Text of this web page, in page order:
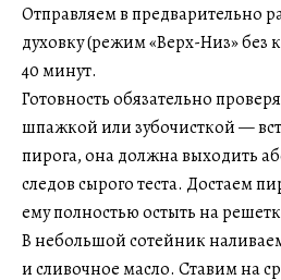
Отправляем в предварительно
духовку (режим «Верх-Низ» без
40 минут.
Готовность обязательно
шпажкой или зубочисткой —
пирога, она должна выходить
следов сырого теста. Достаем
ему полностью остыть на
В небольшой сотейник
и сливочное масло. Ставим на